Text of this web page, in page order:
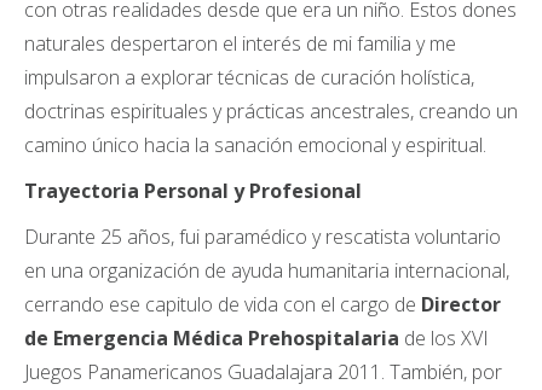
con otras realidades desde que era un niño. Estos dones
naturales despertaron el interés de mi familia y me
impulsaron a explorar técnicas de curación holística,
doctrinas espirituales y prácticas ancestrales, creando un
camino único hacia la sanación emocional y espiritual.
Trayectoria Personal y Profesional
Durante 25 años, fui paramédico y rescatista voluntario
en una organización de ayuda humanitaria internacional,
cerrando ese capitulo de vida con el cargo de Director
de Emergencia Médica Prehospitalaria de los XVI
Juegos Panamericanos Guadalajara 2011. También, por